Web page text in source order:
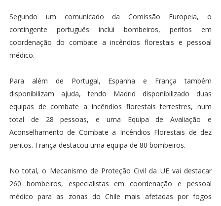
Segundo um comunicado da Comissão Europeia, o
contingente português inclui bombeiros, peritos em
coordenação do combate a incêndios florestais e pessoal
médico.
Para além de Portugal, Espanha e França também
disponibilizam ajuda, tendo Madrid disponibilizado duas
equipas de combate a incêndios florestais terrestres, num
total de 28 pessoas, e uma Equipa de Avaliação e
Aconselhamento de Combate a Incêndios Florestais de dez
peritos. França destacou uma equipa de 80 bombeiros.
No total, o Mecanismo de Proteção Civil da UE vai destacar
260 bombeiros, especialistas em coordenação e pessoal
médico para as zonas do Chile mais afetadas por fogos